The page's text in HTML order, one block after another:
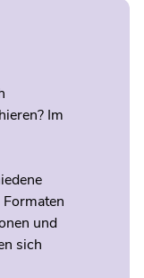
Im
und
sich